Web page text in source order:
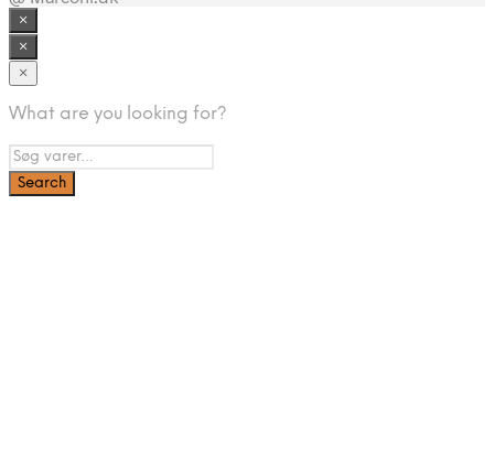
×
×
×
What are you looking for?